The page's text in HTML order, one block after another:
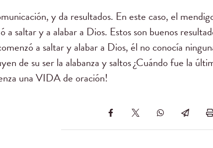
y da resultados. En este caso, el
a saltar y a alabar a Dios. Estos son buenos
a saltar y alabar a Dios, él no conocía
de su ser la alabanza y saltos ¿Cuándo fue la
una VIDA de oración!